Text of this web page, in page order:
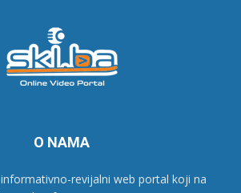
O NAMA
revijalni web portal koji na